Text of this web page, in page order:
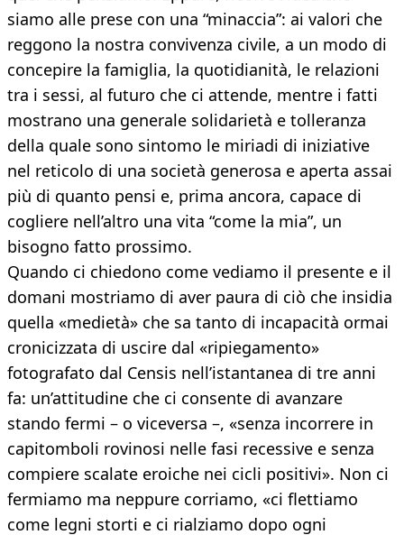
siamo alle prese con una “minaccia”: ai valori che
reggono la nostra convivenza civile, a un modo di
concepire la famiglia, la quotidianità, le relazioni
tra i sessi, al futuro che ci attende, mentre i fatti
mostrano una generale solidarietà e tolleranza
della quale sono sintomo le miriadi di iniziative
nel reticolo di una società generosa e aperta assai
più di quanto pensi e, prima ancora, capace di
cogliere nell’altro una vita “come la mia”, un
bisogno fatto prossimo.
Quando ci chiedono come vediamo il presente e il
domani mostriamo di aver paura di ciò che insidia
quella «medietà» che sa tanto di incapacità ormai
cronicizzata di uscire dal «ripiegamento»
fotografato dal Censis nell’istantanea di tre anni
fa: un’attitudine che ci consente di avanzare
stando fermi – o viceversa –, «senza incorrere in
capitomboli rovinosi nelle fasi recessive e senza
compiere scalate eroiche nei cicli positivi». Non ci
fermiamo ma neppure corriamo, «ci flettiamo
come legni storti e ci rialziamo dopo ogni